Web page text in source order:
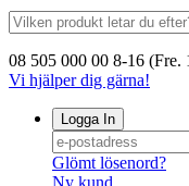
08 505 000 00 8-16 (Fre.
Vi hjälper dig gärna!
Logga In
Glömt lösenord?
Ny kund